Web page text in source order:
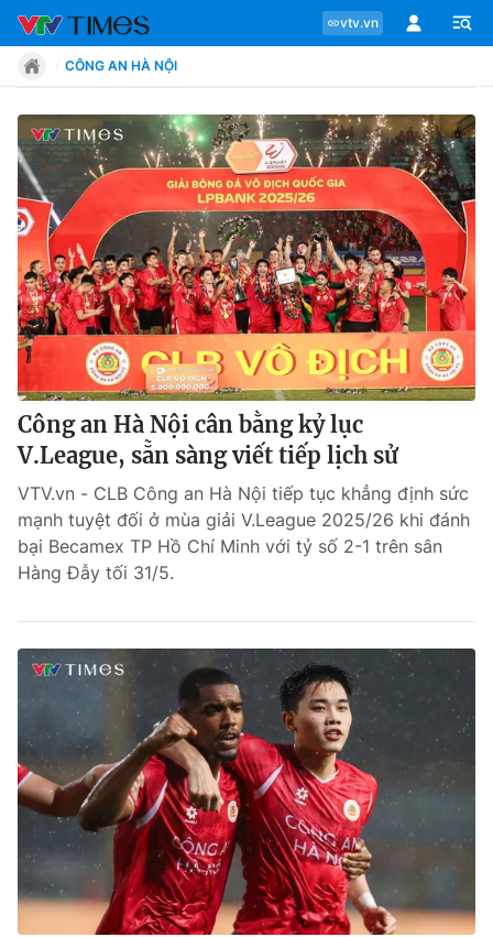
vtv.vn
Chuyên mục
Tin tức
Move
Phong cách
Chân dung
Bóng đá
Các môn khác
VIDEO
Bên lề
CÔNG AN HÀ NỘI
Công an Hà Nội cân bằng kỷ lục
V.League, sẵn sàng viết tiếp lịch sử
VTV.vn - CLB Công an Hà Nội tiếp tục khẳng định sức
mạnh tuyệt đối ở mùa giải V.League 2025/26 khi đánh
bại Becamex TP Hồ Chí Minh với tỷ số 2-1 trên sân
Hàng Đẫy tối 31/5.